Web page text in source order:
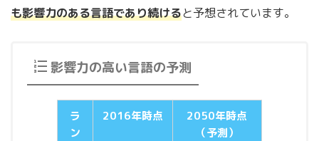
も影響力のある言語であり続けると予想されています。
影響力の高い言語の予測
ラ
ン
2016年時点
2050年時点
（予測）